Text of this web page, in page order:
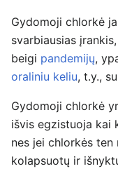
Gydomoji chlorkė
svarbiausias
beigi pandemijų,
oraliniu keliu, t.y.,
Gydomoji chlorkė
išvis egzistuoja kai
nes jei chlorkės
kolapsuotų ir